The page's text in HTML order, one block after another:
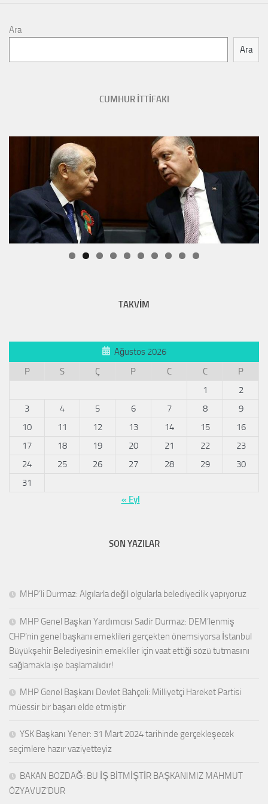
Ara
Ara
CUMHUR İTTİFAKI
TAKVİM
Ağustos 2026
P
S Ç P C C
P
1
2
3
4 5 6 7 8
9
10
11 12 13 14 15
16
17
18 19 20 21 22
23
24
25 26 27 28 29
30
31
« Eyl
SON YAZILAR
MHP’li Durmaz: Algılarla değil olgularla belediyecilik yapıyoruz
MHP Genel Başkan Yardımcısı Sadir Durmaz: DEM’lenmiş
CHP’nin genel başkanı emeklileri gerçekten önemsiyorsa İstanbul
Büyükşehir Belediyesinin emekliler için vaat ettiği sözü tutmasını
sağlamakla işe başlamalıdır!
MHP Genel Başkanı Devlet Bahçeli: Milliyetçi Hareket Partisi
müessir bir başarı elde etmiştir
YSK Başkanı Yener: 31 Mart 2024 tarihinde gerçekleşecek
seçimlere hazır vaziyetteyiz
BAKAN BOZDAĞ: BU İŞ BİTMİŞTİR BAŞKANIMIZ MAHMUT
ÖZYAVUZ’DUR